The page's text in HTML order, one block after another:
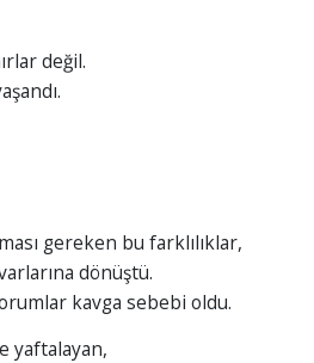
değil.
gereken bu farklılıklar,
dönüştü.
kavga sebebi oldu.
yaftalayan,